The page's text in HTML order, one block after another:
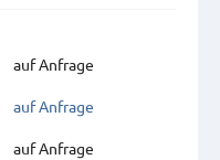
auf Anfrage
auf Anfrage
auf Anfrage